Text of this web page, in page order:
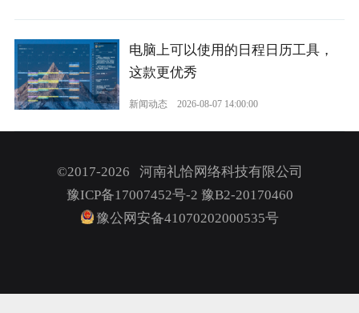
电脑上可以使用的日程日历工具，
这款更优秀
新闻动态 2026-08-07 14:00:00
©2017-2026 河南礼恰网络科技有限公司
豫ICP备17007452号-2 豫B2-20170460
豫公网安备41070202000535号